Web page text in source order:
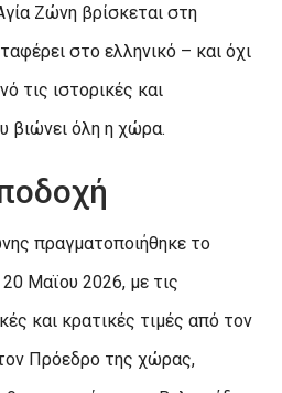
Ζώνη βρίσκεται στη
στο ελληνικό – και όχι
τις ιστορικές και
βιώνει όλη η χώρα.
πραγματοποιήθηκε το
Μαϊου 2026, με τις
και κρατικές τιμές από τον
Πρόεδρο της χώρας,